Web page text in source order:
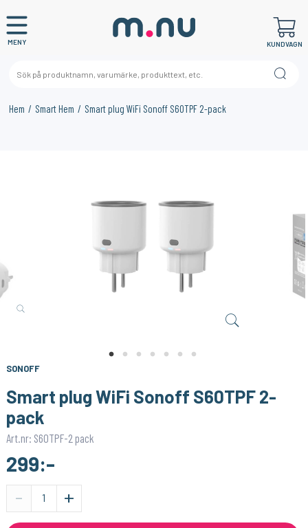
MENY KUNDVAGN
Hem Smart Hem Smart plug WiFi Sonoff S60TPF 2-pack
SONOFF
Smart plug WiFi Sonoff S60TPF 2-
pack
Art.nr: S60TPF-2 pack
299:-
-
+